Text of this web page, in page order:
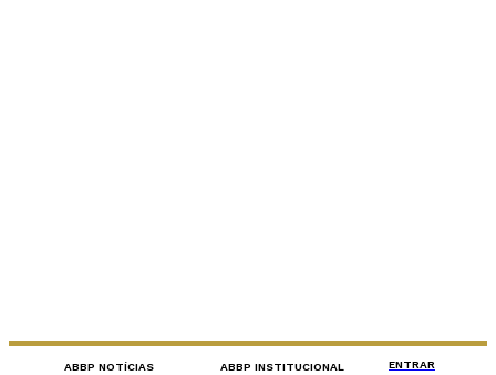
ABBP NOTÍCIAS ABBP INSTITUCIONAL ENTRAR